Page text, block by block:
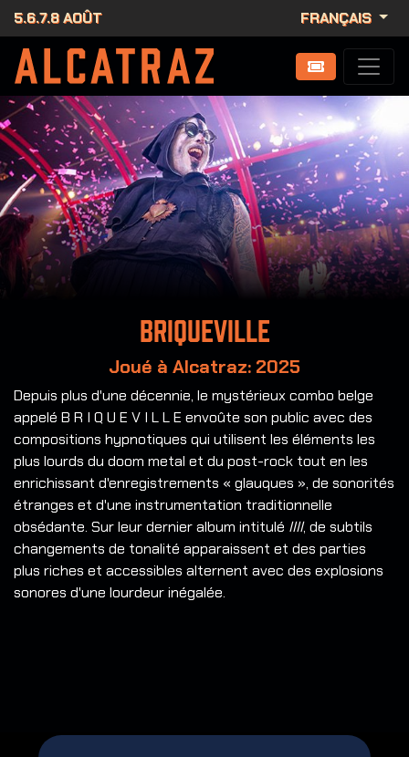
5.6.7.8 AOÛT FRANÇAIS
Briqueville
Joué à Alcatraz: 2025
Depuis plus d'une décennie, le mystérieux combo belge
appelé B R I Q U E V I L L E envoûte son public avec des
compositions hypnotiques qui utilisent les éléments les
plus lourds du doom metal et du post-rock tout en les
enrichissant d'enregistrements « glauques », de sonorités
étranges et d'une instrumentation traditionnelle
obsédante. Sur leur dernier album intitulé IIII, de subtils
changements de tonalité apparaissent et des parties
plus riches et accessibles alternent avec des explosions
sonores d'une lourdeur inégalée.